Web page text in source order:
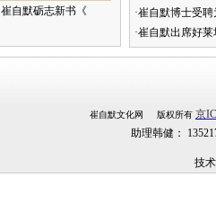
崔自默砺志新书《
·崔自默博士受
·崔自默出席好
崔自默文化网 版权所有 京
助理韩健：
技